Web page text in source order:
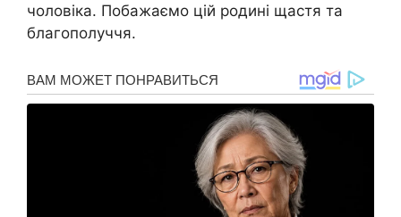
чоловіка. Побажаємо цій родині щастя та
благополуччя.